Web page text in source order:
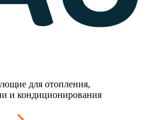
для отопления,
и кондиционирования